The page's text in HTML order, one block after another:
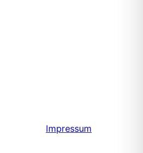
Impressum